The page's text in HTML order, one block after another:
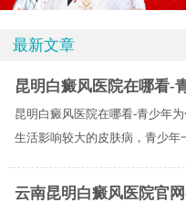
最新文章
昆明白癜风医院在哪看-
昆明白癜风医院在哪看-青少年
生活影响较大的皮肤病，青少年
云南昆明白癜风医院官